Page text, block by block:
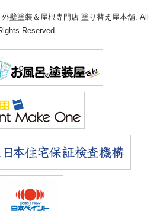
壁塗装＆屋根専門店 塗り替え屋本舗. All
Reserved.